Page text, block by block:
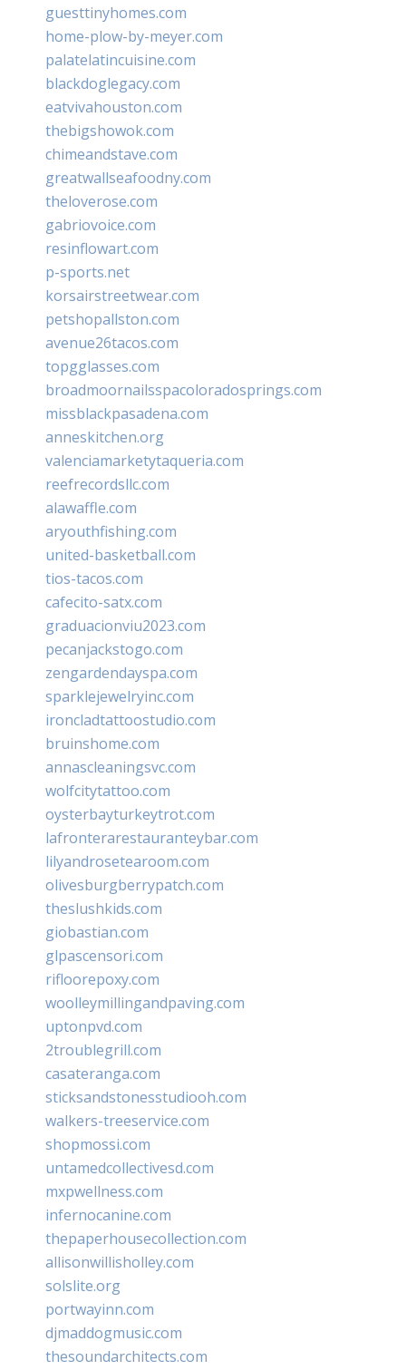
guesttinyhomes.com
home-plow-by-meyer.com
palatelatincuisine.com
blackdoglegacy.com
eatvivahouston.com
thebigshowok.com
chimeandstave.com
greatwallseafoodny.com
theloverose.com
gabriovoice.com
resinflowart.com
p-sports.net
korsairstreetwear.com
petshopallston.com
avenue26tacos.com
topgglasses.com
broadmoornailsspacoloradosprings.com
missblackpasadena.com
anneskitchen.org
valenciamarketytaqueria.com
reefrecordsllc.com
alawaffle.com
aryouthfishing.com
united-basketball.com
tios-tacos.com
cafecito-satx.com
graduacionviu2023.com
pecanjackstogo.com
zengardendayspa.com
sparklejewelryinc.com
ironcladtattoostudio.com
bruinshome.com
annascleaningsvc.com
wolfcitytattoo.com
oysterbayturkeytrot.com
lafronterarestauranteybar.com
lilyandrosetearoom.com
olivesburgberrypatch.com
theslushkids.com
giobastian.com
glpascensori.com
rifloorepoxy.com
woolleymillingandpaving.com
uptonpvd.com
2troublegrill.com
casateranga.com
sticksandstonesstudiooh.com
walkers-treeservice.com
shopmossi.com
untamedcollectivesd.com
mxpwellness.com
infernocanine.com
thepaperhousecollection.com
allisonwillisholley.com
solslite.org
portwayinn.com
djmaddogmusic.com
thesoundarchitects.com